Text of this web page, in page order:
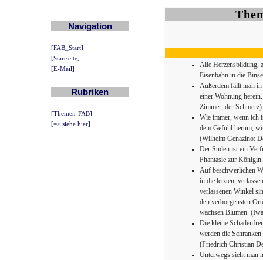
Navigation
[FAB_Start]
[Startseite]
[E-Mail]
Rubriken
[Themen-FAB]
[=> siehe hier]
Alle Herzensbildung,
Eisenbahn in die
Außerdem fällt man
einer Wohnung
Zimmer, der Schmerz)
Wie immer, wenn ich
dem Gefühl herum,
(Wilhelm Genazino:
Der Süden ist ein
Phantasie zur
Auf beschwerlichen
in die letzten,
verlassenen Winkel
den verborgensten
wachsen Blumen.
Die kleine
werden die
(Friedrich Christian
Unterwegs sieht man